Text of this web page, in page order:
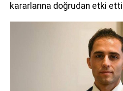
kararlarına doğrudan etki